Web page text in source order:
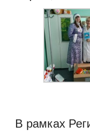
В рамках